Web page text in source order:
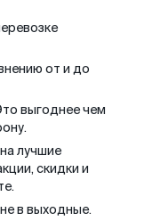
от и до
выгоднее чем
лучшие
скидки и
в выходные.